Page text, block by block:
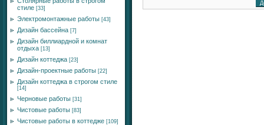
стиле [33]
Электромонтажные работы [43]
Дизайн бассейна [7]
Дизайн биллиардной и комнат
отдыха [13]
Дизайн коттеджа [23]
Дизайн-проектные работы [22]
Дизайн коттеджа в строгом стиле
[14]
Черновые работы [31]
Чистовые работы [83]
Чистовые работы в коттедже [109]